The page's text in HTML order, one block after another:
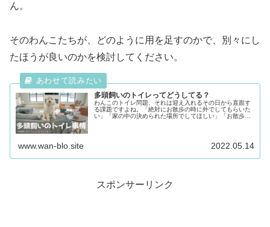
ん。
そのわんこたちが、どのように用を足すのかで、別々にし
たほうが良いのかを検討してください。
多頭飼いのトイレってどうしてる？
わんこのトイレ問題、それは迎え入れるその日から直面す
る課題ですよね。「絶対にお散歩の時に外でしてもらいた
い」「家の中の決められた場所でしてほしい」「お散歩の
www.wan-blo.site 2022.05.14
スポンサーリンク